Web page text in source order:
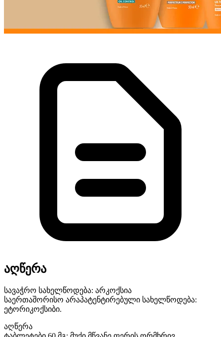
აღწერა
სავაჭრო სახელწოდება: არკოქსია
საერთაშორისო არაპატენტირებული სახელწოდება:
ეტორიკოქსიბი.
აღწერა